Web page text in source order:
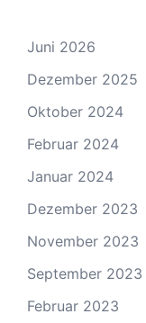
Juni 2026
Dezember 2025
Oktober 2024
Februar 2024
Januar 2024
Dezember 2023
November 2023
September 2023
Februar 2023